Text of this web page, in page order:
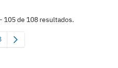
105 de 108 resultados.
Use TAB para desplazarse.